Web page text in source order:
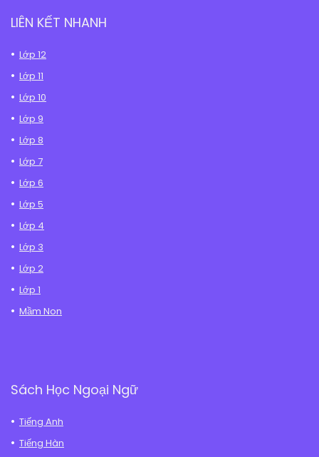
LIÊN KẾT NHANH
Lớp 12
Lớp 11
Lớp 10
Lớp 9
Lớp 8
Lớp 7
Lớp 6
Lớp 5
Lớp 4
Lớp 3
Lớp 2
Lớp 1
Mầm Non
Sách Học Ngoại Ngữ
Tiếng Anh
Tiếng Hàn